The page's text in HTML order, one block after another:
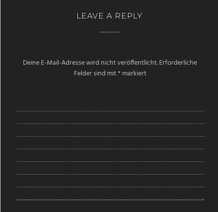
LEAVE A REPLY
Deine E-Mail-Adresse wird nicht veröffentlicht.Erforderliche
Felder sind mit* markiert